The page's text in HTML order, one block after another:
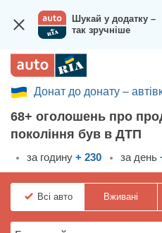
Шукай у додатку –
так зручніше
Увійти в кабінет
Збір на авто для ЗСУ
Вживані авто
Нові авто
Новини
Донат до донату –
68+ оголошень про
покоління був в ДТП
за годину + 230 за день
Всі авто Вживані